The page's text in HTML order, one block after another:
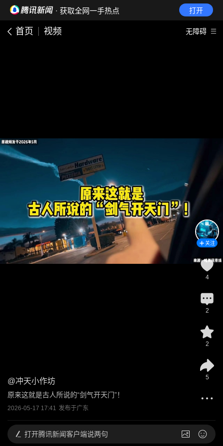
· 获取全网一手热点 打开
首页 视频 无障碍
@冲天小作坊
原来这就是古人所说的“剑气开天门”！
2026-05-17 17:41 发布于广东
关注
4
2
2
5
打开腾讯新闻客户端说两句